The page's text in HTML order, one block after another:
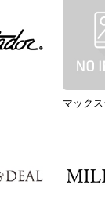
マック